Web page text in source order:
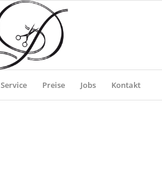
Service Preise Jobs Kontakt